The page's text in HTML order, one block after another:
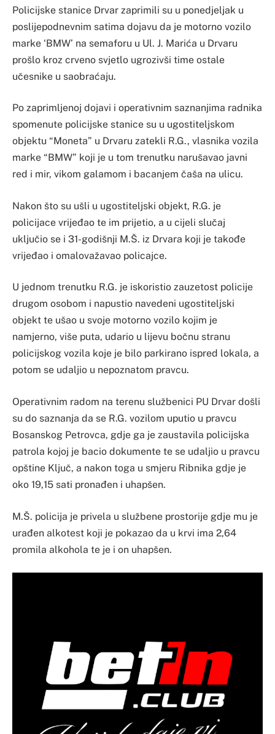
Policijske stanice Drvar zaprimili su u ponedjeljak u
poslijepodnevnim satima dojavu da je motorno vozilo
marke ‘BMW’ na semaforu u Ul. J. Marića u Drvaru
prošlo kroz crveno svjetlo ugrozivši time ostale
učesnike u saobraćaju.
Po zaprimljenoj dojavi i operativnim saznanjima radnika
spomenute policijske stanice su u ugostiteljskom
objektu “Moneta” u Drvaru zatekli R.G., vlasnika vozila
marke “BMW” koji je u tom trenutku narušavao javni
red i mir, vikom galamom i bacanjem čaša na ulicu.
Nakon što su ušli u ugostiteljski objekt, R.G. je
policijace vrijeđao te im prijetio, a u cijeli slučaj
uključio se i 31-godišnji M.Š. iz Drvara koji je takođe
vrijeđao i omalovažavao policajce.
U jednom trenutku R.G. je iskoristio zauzetost policije
drugom osobom i napustio navedeni ugostiteljski
objekt te ušao u svoje motorno vozilo kojim je
namjerno, više puta, udario u lijevu bočnu stranu
policijskog vozila koje je bilo parkirano ispred lokala, a
potom se udaljio u nepoznatom pravcu.
Operativnim radom na terenu službenici PU Drvar došli
su do saznanja da se R.G. vozilom uputio u pravcu
Bosanskog Petrovca, gdje ga je zaustavila policijska
patrola kojoj je bacio dokumente te se udaljio u pravcu
opštine Ključ, a nakon toga u smjeru Ribnika gdje je
oko 19,15 sati pronađen i uhapšen.
M.Š. policija je privela u službene prostorije gdje mu je
urađen alkotest koji je pokazao da u krvi ima 2,64
promila alkohola te je i on uhapšen.